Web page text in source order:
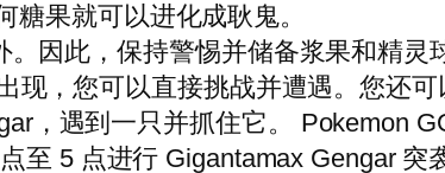
果就可以进化成耿鬼。
因此，保持警惕并储备浆果和精灵
现，您可以直接挑战并遭遇。您还
，遇到一只并抓住它。 Pokemon
5 点进行 Gigantamax Gengar 突